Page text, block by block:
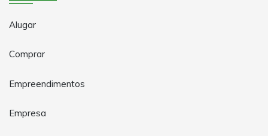
Alugar
Comprar
Empreendimentos
Empresa